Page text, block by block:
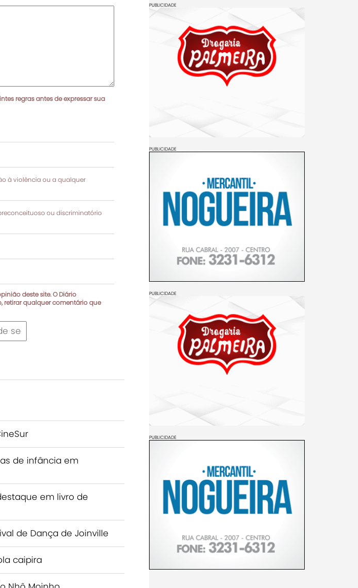
regras antes de expressar sua
à violência ou a qualquer
ou discriminatório
deste site. O Diário
retirar qualquer comentário que
de infância em
em livro de
de Dança de Joinville
caipira
PUBLICIDADE
PUBLICIDADE
PUBLICIDADE
PUBLICIDADE